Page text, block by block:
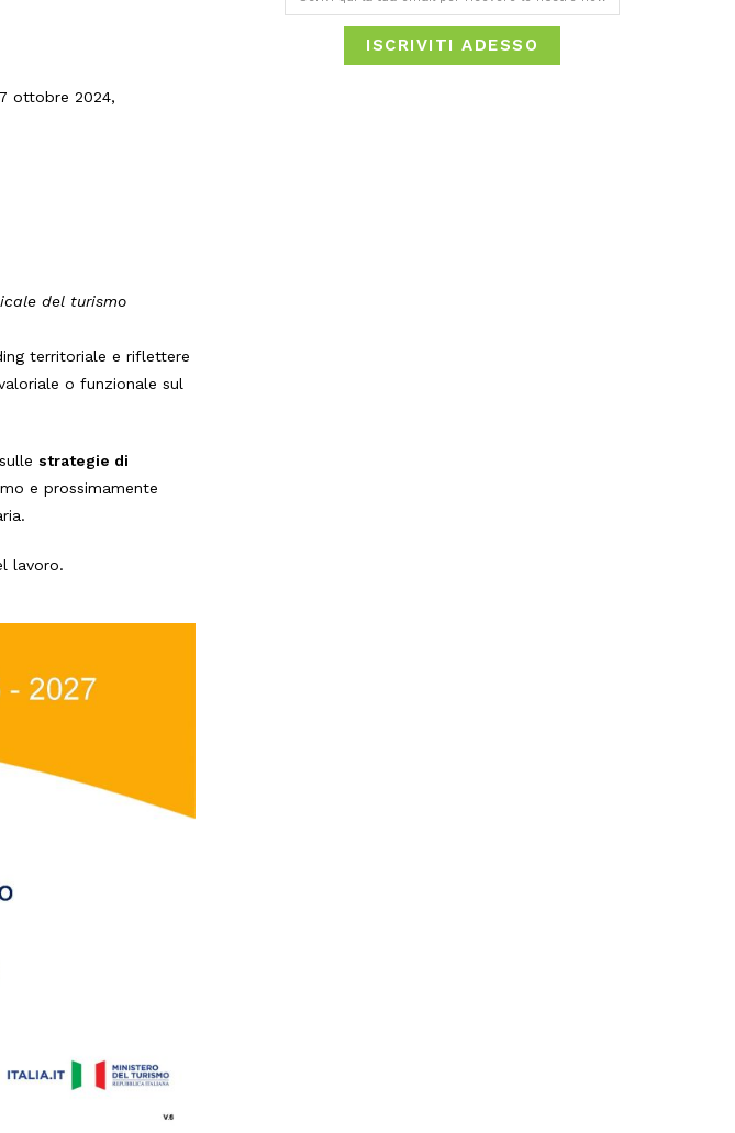
ottobre 2024,
del turismo
territoriale e riflettere
o funzionale sul
strategie di
e prossimamente
lavoro.
ISCRIVITI ADESSO